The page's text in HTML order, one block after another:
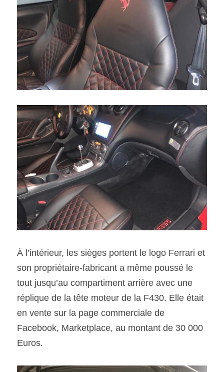
À l’intérieur, les sièges portent le logo Ferrari et
son propriétaire-fabricant a même poussé le
tout jusqu’au compartiment arrière avec une
réplique de la tête moteur de la F430. Elle était
en vente sur la page commerciale de
Facebook, Marketplace, au montant de 30 000
Euros.